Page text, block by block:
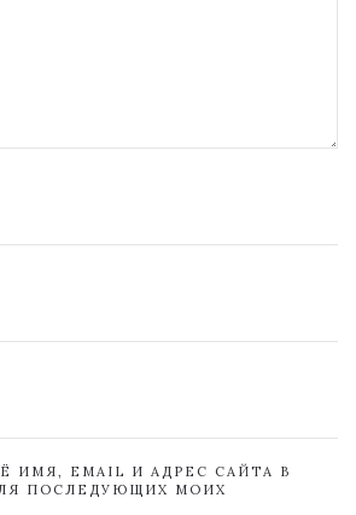
ИМЯ, EMAIL И АДРЕС САЙТА В
ПОСЛЕДУЮЩИХ МОИХ